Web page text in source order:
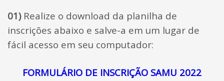
01)Realize o download da planilha de
inscrições abaixo e salve-a em um lugar de
fácil acesso em seu computador:
FORMULÁRIO DE INSCRIÇÃO SAMU 2022